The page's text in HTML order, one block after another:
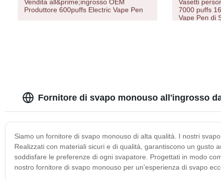
Vendita all&prime;ingrosso OEM
Produttore 600puffs Electric Vape Pen
Vasetti
7000 puffs
Vape Pen di
Fornitore di svapo monouso all'ingrosso
Siamo un fornitore di svapo monouso di alta qualità. I nostri
Realizzati con materiali sicuri e di qualità, garantiscono un gusto
soddisfare le preferenze di ogni svapatore. Progettati in modo
nostro fornitore di svapo monouso per un'esperienza di svapo